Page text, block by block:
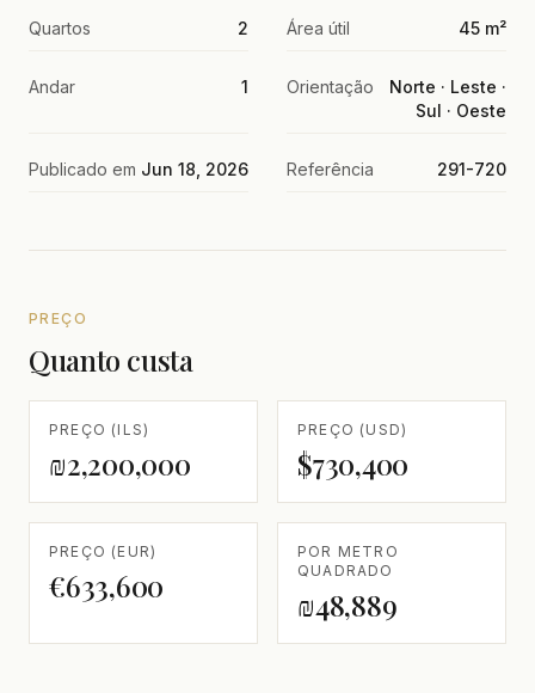
Quartos 2 Área útil 45 m²
Andar 1 Orientação
Norte · Leste ·
Sul · Oeste
Publicado em Jun 18, 2026 Referência 291-720
PREÇO
Quanto custa
PREÇO (ILS)
₪2,200,000
PREÇO (USD)
$730,400
PREÇO (EUR)
€633,600
POR METRO
QUADRADO
₪48,889